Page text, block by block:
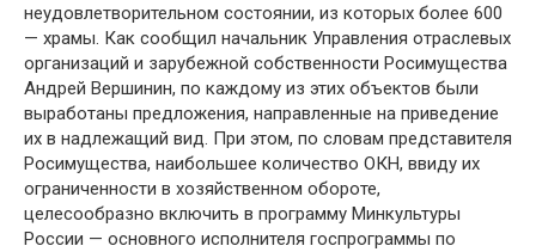
неудовлетворительном состоянии, из которых более 600
— храмы. Как сообщил начальник Управления отраслевых
организаций и зарубежной собственности Росимущества
Андрей Вершинин, по каждому из этих объектов были
выработаны предложения, направленные на приведение
их в надлежащий вид. При этом, по словам представителя
Росимущества, наибольшее количество ОКН, ввиду их
ограниченности в хозяйственном обороте,
целесообразно включить в программу Минкультуры
России — основного исполнителя госпрограммы по